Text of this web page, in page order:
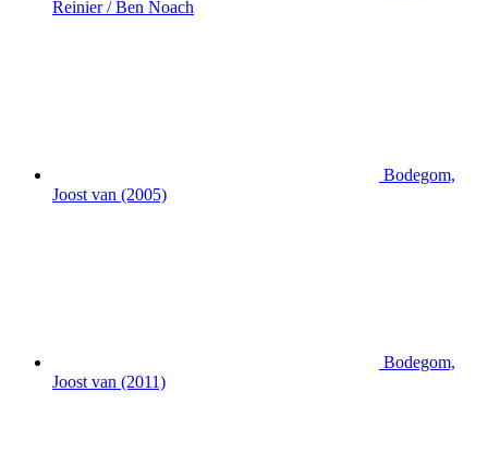
Reinier / Ben Noach
Bodegom,
Joost van (2005)
Bodegom,
Joost van (2011)